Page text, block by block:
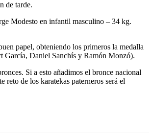
de tarde.
Modesto en infantil masculino – 34 kg.
papel, obteniendo los primeros la medalla
García, Daniel Sanchís y Ramón Monzó).
Si a esto añadimos el bronce nacional
de los karatekas paterneros será el